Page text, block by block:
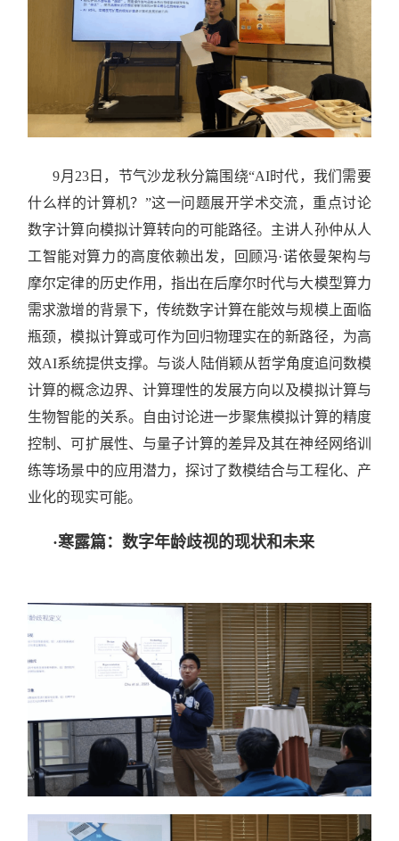
9月23日，节气沙龙秋分篇围绕“AI时代，我们需要
什么样的计算机？”这一问题展开学术交流，重点讨论
数字计算向模拟计算转向的可能路径。主讲人孙仲从人
工智能对算力的高度依赖出发，回顾冯·诺依曼架构与
摩尔定律的历史作用，指出在后摩尔时代与大模型算力
需求激增的背景下，传统数字计算在能效与规模上面临
瓶颈，模拟计算或可作为回归物理实在的新路径，为高
效AI系统提供支撑。与谈人陆俏颖从哲学角度追问数模
计算的概念边界、计算理性的发展方向以及模拟计算与
生物智能的关系。自由讨论进一步聚焦模拟计算的精度
控制、可扩展性、与量子计算的差异及其在神经网络训
练等场景中的应用潜力，探讨了数模结合与工程化、产
业化的现实可能。
·寒露篇：数字年龄歧视的现状和未来